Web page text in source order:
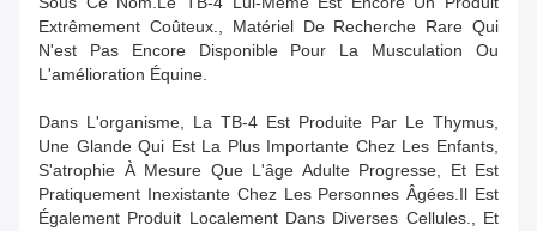
Extrêmement Coûteux., Matériel De Recherche Rare Qui
N'est Pas Encore Disponible Pour La Musculation Ou
L'amélioration Équine.
Dans L'organisme, La TB-4 Est Produite Par Le Thymus,
Une Glande Qui Est La Plus Importante Chez Les Enfants,
S'atrophie À Mesure Que L'âge Adulte Progresse, Et Est
Pratiquement Inexistante Chez Les Personnes Âgées.Il Est
Également Produit Localement Dans Diverses Cellules., Et